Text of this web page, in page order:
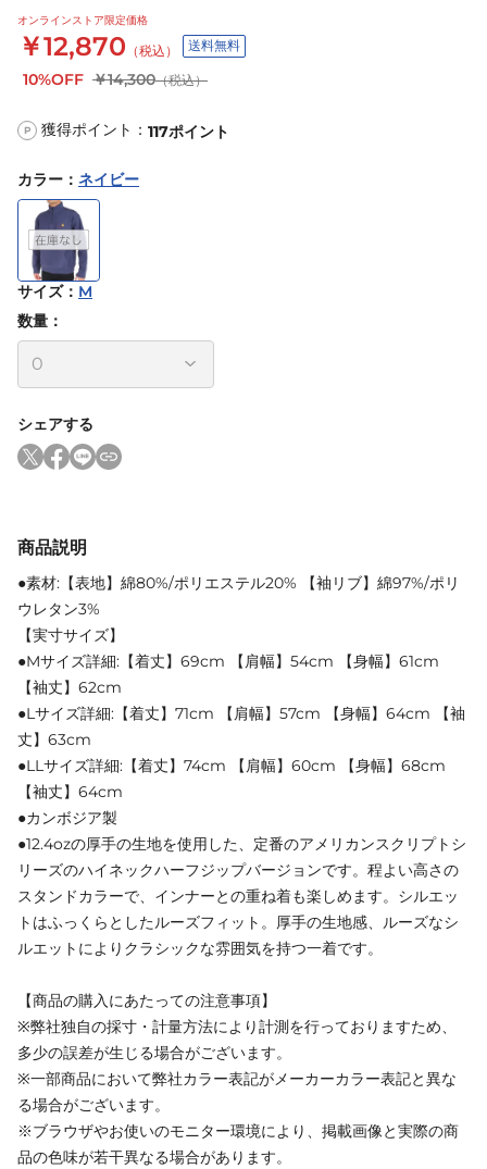
オンラインストア限定価格
￥12,870 （税込） 送料無料
10%OFF ￥14,300（税込）
P 獲得ポイント： 117ポイント
カラー ： ネイビー
サイズ： M
数量：
シェアする
商品説明
●素材:【表地】綿80%/ポリエステル20% 【袖リブ】綿97%/ポリ
ウレタン3%
【実寸サイズ】
●Mサイズ詳細:【着丈】69cm 【肩幅】54cm 【身幅】61cm
【袖丈】62cm
●Lサイズ詳細:【着丈】71cm 【肩幅】57cm 【身幅】64cm 【袖
丈】63cm
●LLサイズ詳細:【着丈】74cm 【肩幅】60cm 【身幅】68cm
【袖丈】64cm
●カンボジア製
●12.4ozの厚手の生地を使用した、定番のアメリカンスクリプトシ
リーズのハイネックハーフジップバージョンです。程よい高さの
スタンドカラーで、インナーとの重ね着も楽しめます。シルエッ
トはふっくらとしたルーズフィット。厚手の生地感、ルーズなシ
ルエットによりクラシックな雰囲気を持つ一着です。
【商品の購入にあたっての注意事項】
※弊社独自の採寸・計量方法により計測を行っておりますため、
多少の誤差が生じる場合がございます。
※一部商品において弊社カラー表記がメーカーカラー表記と異な
る場合がございます。
※ブラウザやお使いのモニター環境により、掲載画像と実際の商
品の色味が若干異なる場合があります。